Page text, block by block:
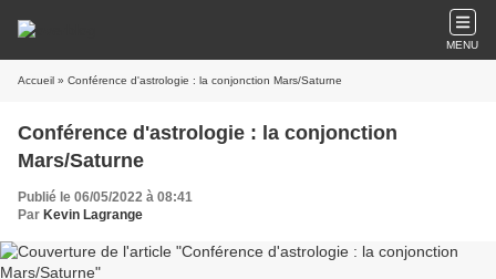
MENU
Accueil » Conférence d'astrologie : la conjonction Mars/Saturne
Conférence d'astrologie : la conjonction
Mars/Saturne
Publié le 06/05/2022 à 08:41
Par Kevin Lagrange